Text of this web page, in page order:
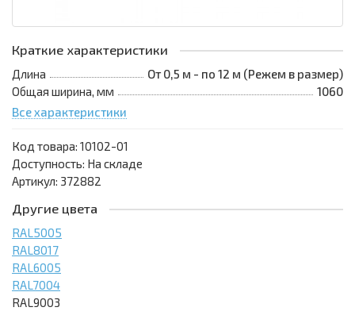
Краткие характеристики
Длина
От 0,5 м - по 12 м (Режем в размер)
Общая ширина, мм
1060
Все характеристики
Код товара: 10102-01
Доступность: На складе
Артикул: 372882
Другие цвета
RAL5005
RAL8017
RAL6005
RAL7004
RAL9003